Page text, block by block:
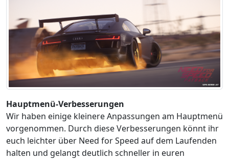
Hauptmenü-Verbesserungen
Wir haben einige kleinere Anpassungen am Hauptmenü
vorgenommen. Durch diese Verbesserungen könnt ihr
euch leichter über Need for Speed auf dem Laufenden
halten und gelangt deutlich schneller in euren